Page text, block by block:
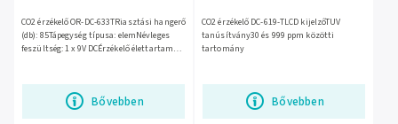
Bővebben
CO2 érzékelő OR-DC-633TRiasztási hangerő
(db): 85Tápegység típusa: elemNévleges
feszültség: 1 x 9V DCÉrzékelő élettartama:
Bővebben
CO2 érzékelő DC-619-TLCD kijelzőTUV
tanúsítvány30 és 999 ppm közötti
tartomány